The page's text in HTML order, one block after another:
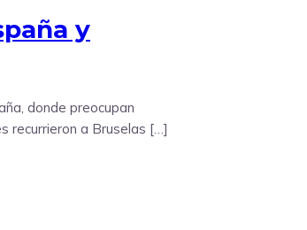
y
donde preocupan
recurrieron a Bruselas […]